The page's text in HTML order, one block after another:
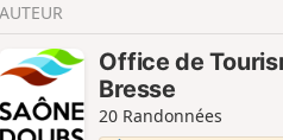
AUTEUR
Office de
Bresse
20 Randonnées